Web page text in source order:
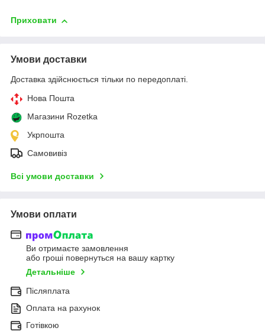
Приховати
Умови доставки
Доставка здійснюється тільки по передоплаті.
Нова Пошта
Магазини Rozetka
Укрпошта
Самовивіз
Всі умови доставки
Умови оплати
Ви отримаєте замовлення
або гроші повернуться на вашу картку
Детальніше
Післяплата
Оплата на рахунок
Готівкою